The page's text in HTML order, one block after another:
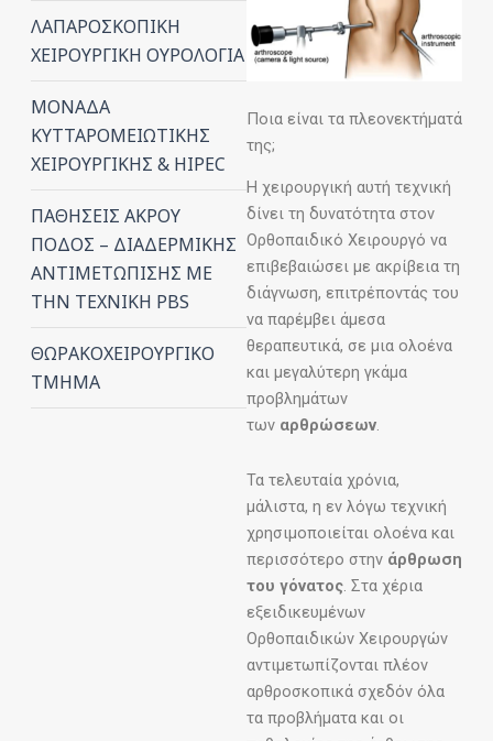
ΛΑΠΑΡΟΣΚΟΠΙΚΗ
ΧΕΙΡΟΥΡΓΙΚΗ ΟΥΡΟΛΟΓΙΑ
ΜΟΝΑΔΑ
ΚΥΤΤΑΡΟΜΕΙΩΤΙΚΗΣ
ΧΕΙΡΟΥΡΓΙΚΗΣ & HIPEC
ΠΑΘΗΣΕΙΣ ΑΚΡΟΥ
ΠΟΔΟΣ – ΔΙΑΔΕΡΜΙΚΗΣ
ΑΝΤΙΜΕΤΩΠΙΣΗΣ ΜΕ
ΤΗΝ ΤΕΧΝΙΚΗ PBS
ΘΩΡΑΚΟΧΕΙΡΟΥΡΓΙΚΟ
ΤΜΗΜΑ
Ποια είναι τα πλεονεκτήματά
της;
Η χειρουργική αυτή τεχνική
δίνει τη δυνατότητα στον
Ορθοπαιδικό Χειρουργό να
επιβεβαιώσει με ακρίβεια τη
διάγνωση, επιτρέποντάς του
να παρέμβει άμεσα
θεραπευτικά, σε μια ολοένα
και μεγαλύτερη γκάμα
προβλημάτων
των αρθρώσεων.
Τα τελευταία χρόνια,
μάλιστα, η εν λόγω τεχνική
χρησιμοποιείται ολοένα και
περισσότερο στην άρθρωση
του γόνατος. Στα χέρια
εξειδικευμένων
Ορθοπαιδικών Χειρουργών
αντιμετωπίζονται πλέον
αρθροσκοπικά σχεδόν όλα
τα προβλήματα και οι